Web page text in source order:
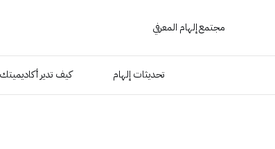
مجتمع إلهام المعرفي
تحديثات إلهام كيف تدير